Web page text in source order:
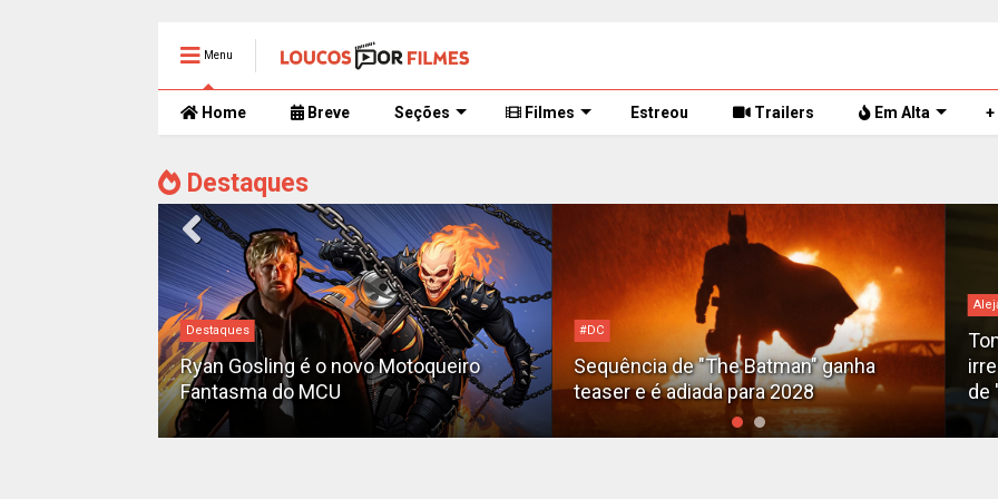
Menu
Home Breve Seções Filmes Estreou Trailers Em Alta +
Destaques
#DC
Sequência de "The Batman" ganha
teaser e é adiada para 2028
Alejandro G. Iñárritu
Tom Cruise surge totalmente
irreconhecível e calvo no trailer caótico
de 'Digger'